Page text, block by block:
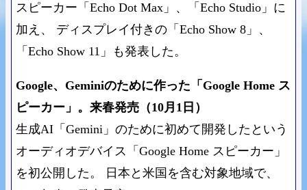
スピーカー「Echo Dot Max」、「Echo Studio」に
加え、 ディスプレイ付きの「Echo Show 8」、
「Echo Show 11」も発表した。
Google、Geminiのために作った「Google Home ス
ピーカー」。来春発売（10月1日）
生成AI「Gemini」のために初めて開発したという
オーディオデバイス「Google Home スピーカー」
を初公開した。 日本と米国を含む対象地域で、